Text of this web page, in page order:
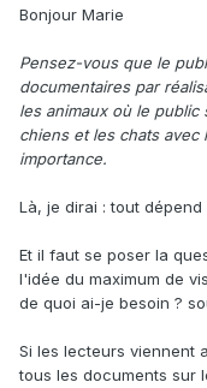
Bonjour Marie
Pensez-vous que le
documentaires par
les animaux où le
chiens et les chats
importance.
Là, je dirai : tout dépend
Et il faut se poser la
l'idée du maximum de
de quoi ai-je besoin ?
Si les lecteurs viennent
tous les documents sur